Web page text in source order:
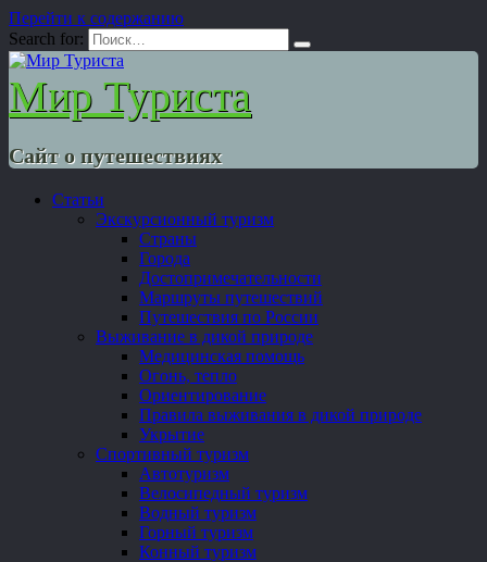
Перейти к содержанию
Search for:
Мир Туриста
Сайт о путешествиях
Статьи
Экскурсионный туризм
Страны
Города
Достопримечательности
Маршруты путешествий
Путешествия по России
Выживание в дикой природе
Медицинская помощь
Огонь, тепло
Ориентирование
Правила выживания в дикой природе
Укрытие
Спортивный туризм
Автотуризм
Велосипедный туризм
Водный туризм
Горный туризм
Конный туризм